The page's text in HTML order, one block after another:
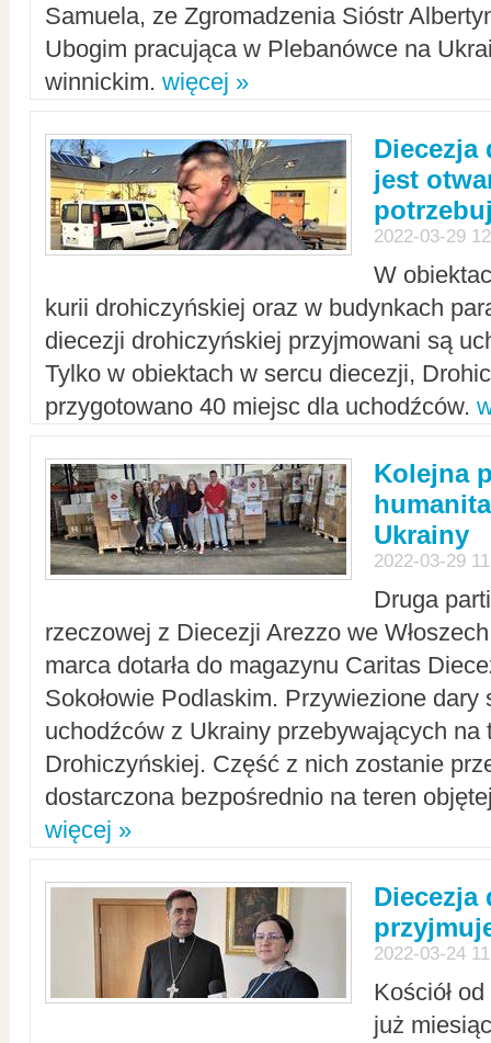
Samuela, ze Zgromadzenia Sióstr
Ubogim pracująca w Plebanówce na
winnickim. więcej »
Diecezja
jest
2022-03-29
W
kurii drohiczyńskiej oraz w budynkach
diecezji drohiczyńskiej przyjmowani są
Tylko w obiektach w sercu diecezji,
przygotowano 40 miejsc dla uchodźców.
Kolejna
Ukrainy
2022-03-29
Druga
rzeczowej z Diecezji Arezzo we
marca dotarła do magazynu Caritas
Sokołowie Podlaskim. Przywiezione dary
uchodźców z Ukrainy przebywających na
Drohiczyńskiej. Część z nich zostanie
dostarczona bezpośrednio na teren
więcej »
Diecezja
2022-03-24
Kościół
już